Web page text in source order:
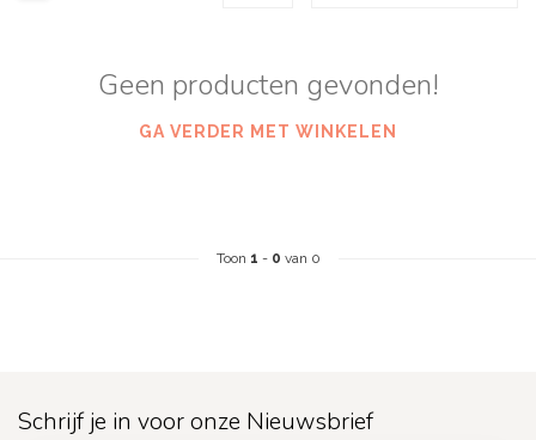
Geen producten gevonden!
GA VERDER MET WINKELEN
Toon 1 - 0 van 0
Schrijf je in voor onze Nieuwsbrief